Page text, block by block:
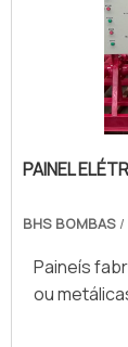
PAINEL
BHS BOMBAS /
Paineís
ou